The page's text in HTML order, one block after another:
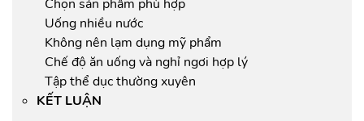
Chọn sản phẩm phù hợp
Uống nhiều nước
Không nên lạm dụng mỹ phẩm
Chế độ ăn uống và nghỉ ngơi hợp lý
Tập thể dục thường xuyên
KẾT LUẬN